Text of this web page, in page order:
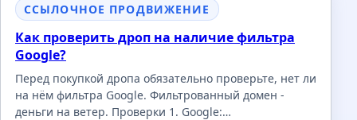
ССЫЛОЧНОЕ ПРОДВИЖЕНИЕ
Как проверить дроп на наличие фильтра
Google?
Перед покупкой дропа обязательно проверьте, нет ли
на нём фильтра Google. Фильтрованный домен -
деньги на ветер. Проверки 1. Google:…